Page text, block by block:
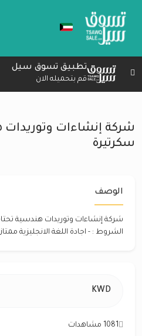
تطبيق تسوق سيل
قم بتحميله الان
شركة إنشاءات وتوريدات
سكرتيرة
الوصف
شركة إنشاءات وتوريدات هندسية
الشروط : - اجادة اللغة الانجليزية ممتاز تواصل
KWD
1081 مشاهدات